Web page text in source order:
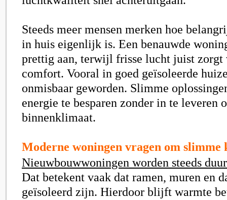
Steeds meer mensen merken hoe
in huis eigenlijk is. Een benauwde
prettig aan, terwijl frisse lucht juist zorgt
comfort. Vooral in goed geïsoleerde
onmisbaar geworden. Slimme
energie te besparen zonder in te leveren
binnenklimaat.
Moderne woningen vragen om slimme
Nieuwbouwwoningen worden steeds
Dat betekent vaak dat ramen, muren en
geïsoleerd zijn. Hierdoor blijft warmte